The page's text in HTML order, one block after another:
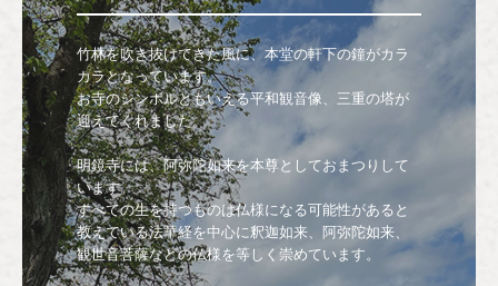
竹林を吹き抜けてきた風に、本堂の軒下の鐘がカラ
カラとなっています。
お寺のシンボルともいえる平和観音像、三重の塔が
迎えてくれました。
明鏡寺には、阿弥陀如来を本尊としておまつりして
います。
すべての生を持つものは仏様になる可能性があると
教えている法華経を中心に釈迦如来、阿弥陀如来、
観世音菩薩などの仏様を等しく崇めています。